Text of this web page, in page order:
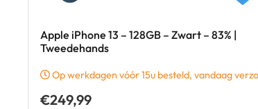
Apple iPhone 13 – 128GB – Zwart – 83% |
Tweedehands
Op werkdagen vóór 15u besteld, vandaag
€249,99